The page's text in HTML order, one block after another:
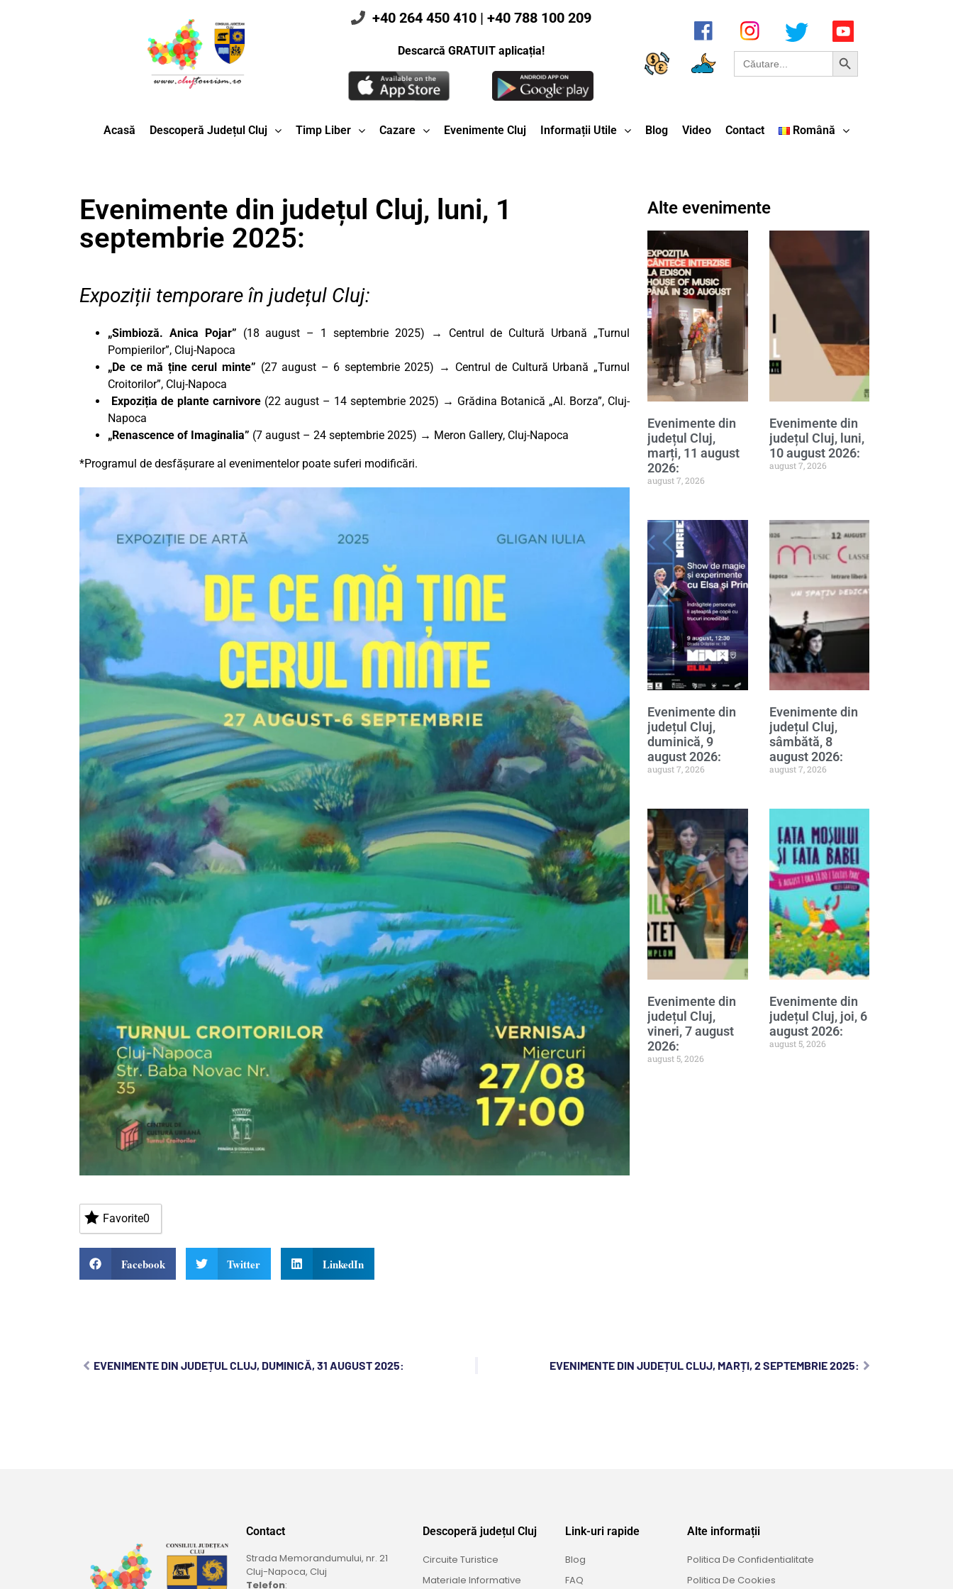
+40 264 450 410 | +40 788 100 209
Descarcă GRATUIT aplicația! Search
for:
Search Button
Acasă Descoperă Județul Cluj Timp Liber Cazare Evenimente Cluj Informații Utile Blog Video Contact Română
Evenimente din județul Cluj, luni, 1
septembrie 2025:
Expoziții temporare în județul Cluj:
„Simbioză. Anica Pojar” (18 august – 1 septembrie 2025) → Centrul de Cultură Urbană „Turnul
Pompierilor”, Cluj-Napoca
„De ce mă ține cerul minte” (27 august – 6 septembrie 2025) → Centrul de Cultură Urbană „Turnul
Croitorilor”, Cluj-Napoca
Expoziția de plante carnivore (22 august – 14 septembrie 2025) → Grădina Botanică „Al. Borza”, Cluj-
Napoca
„Renascence of Imaginalia” (7 august – 24 septembrie 2025) → Meron Gallery, Cluj-Napoca
*Programul de desfășurare al evenimentelor poate suferi modificări.
Favorite0
Facebook Twitter LinkedIn
Alte evenimente
Evenimente din
județul Cluj,
marți, 11 august
2026:
august 7, 2026
Evenimente din
județul Cluj, luni,
10 august 2026:
august 7, 2026
Evenimente din
județul Cluj,
duminică, 9
august 2026:
august 7, 2026
Evenimente din
județul Cluj,
sâmbătă, 8
august 2026:
august 7, 2026
Evenimente din
județul Cluj,
vineri, 7 august
2026:
august 5, 2026
Evenimente din
județul Cluj, joi, 6
august 2026:
august 5, 2026
EVENIMENTE DIN JUDEȚUL CLUJ, DUMINICĂ, 31 AUGUST 2025: EVENIMENTE DIN JUDEȚUL CLUJ, MARȚI, 2 SEPTEMBRIE 2025:
Contact
Strada Memorandumului, nr. 21
Cluj-Napoca, Cluj
Telefon:
Descoperă județul Cluj
Circuite Turistice
Materiale Informative
Link-uri rapide
Blog
FAQ
Alte informații
Politica De Confidentialitate
Politica De Cookies